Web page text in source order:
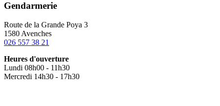
Gendarmerie
Route de la Grande Poya 3
1580 Avenches
026 557 38 21
Heures d'ouverture
Lundi 08h00 - 11h30
Mercredi 14h30 - 17h30